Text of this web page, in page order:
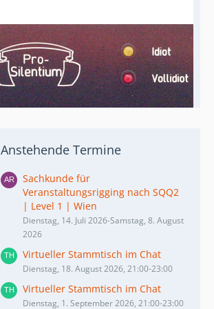
Anstehende Termine
Sachkunde für
Veranstaltungsrigging nach SQQ2
| Level 1 | Wien
Dienstag, 14. Juli 2026-Samstag, 8. August
2026
Virtueller Stammtisch im Chat
Dienstag, 18. August 2026, 21:00-23:00
Virtueller Stammtisch im Chat
Dienstag, 1. September 2026, 21:00-23:00